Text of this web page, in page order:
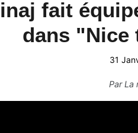
fait
dans "Nice
31
ParLa